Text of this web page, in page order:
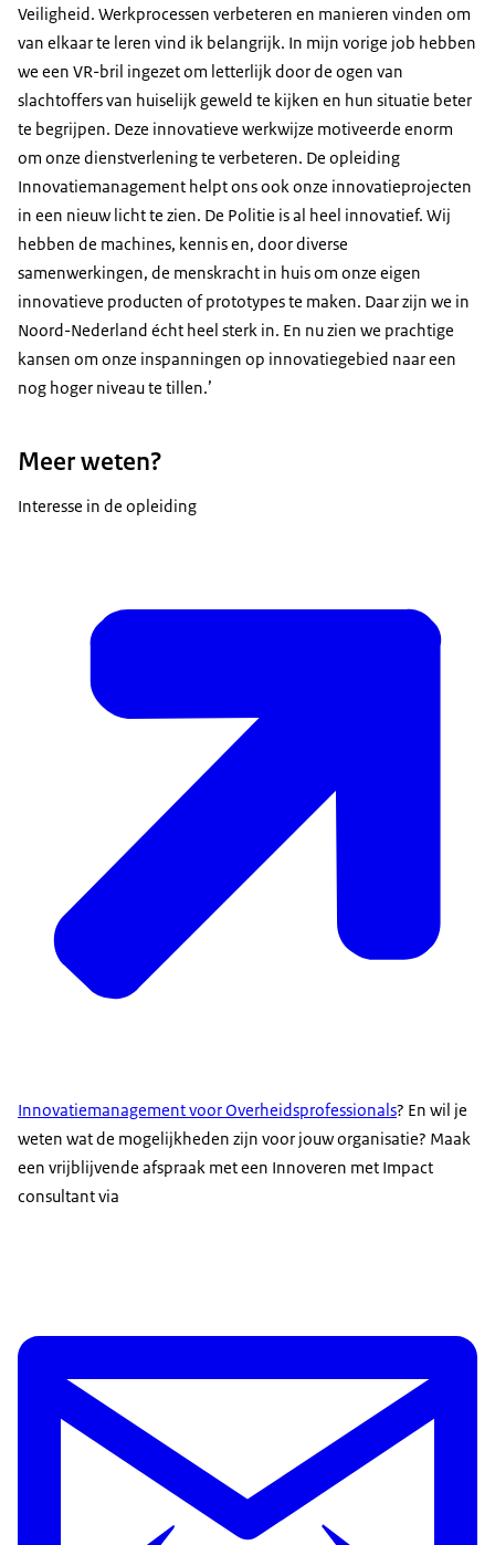
Veiligheid. Werkprocessen verbeteren en manieren vinden om
van elkaar te leren vind ik belangrijk. In mijn vorige job hebben
we een VR-bril ingezet om letterlijk door de ogen van
slachtoffers van huiselijk geweld te kijken en hun situatie beter
te begrijpen. Deze innovatieve werkwijze motiveerde enorm
om onze dienstverlening te verbeteren. De opleiding
Innovatiemanagement helpt ons ook onze innovatieprojecten
in een nieuw licht te zien. De Politie is al heel innovatief. Wij
hebben de machines, kennis en, door diverse
samenwerkingen, de menskracht in huis om onze eigen
innovatieve producten of prototypes te maken. Daar zijn we in
Noord-Nederland écht heel sterk in. En nu zien we prachtige
kansen om onze inspanningen op innovatiegebied naar een
nog hoger niveau te tillen.’
Meer weten?
Interesse in de opleiding
Innovatiemanagement voor Overheidsprofessionals? En wil je
weten wat de mogelijkheden zijn voor jouw organisatie? Maak
een vrijblijvende afspraak met een Innoveren met Impact
consultant via